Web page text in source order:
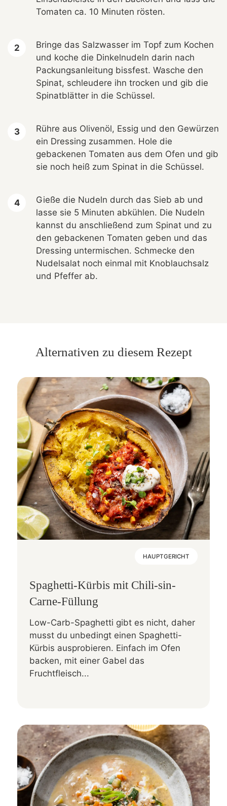
Tomaten ca. 10 Minuten rösten.
Bringe das Salzwasser im Topf zum Kochen
und koche die Dinkelnudeln darin nach
Packungsanleitung bissfest. Wasche den
Spinat, schleudere ihn trocken und gib die
Spinatblätter in die Schüssel.
Rühre aus Olivenöl, Essig und den Gewürzen
ein Dressing zusammen. Hole die
gebackenen Tomaten aus dem Ofen und gib
sie noch heiß zum Spinat in die Schüssel.
Gieße die Nudeln durch das Sieb ab und
lasse sie 5 Minuten abkühlen. Die Nudeln
kannst du anschließend zum Spinat und zu
den gebackenen Tomaten geben und das
Dressing untermischen. Schmecke den
Nudelsalat noch einmal mit Knoblauchsalz
und Pfeffer ab.
Alternativen zu diesem Rezept
HAUPTGERICHT
Spaghetti-Kürbis mit Chili-sin-
Carne-Füllung
Low-Carb-Spaghetti gibt es nicht, daher
musst du unbedingt einen Spaghetti-
Kürbis ausprobieren. Einfach im Ofen
backen, mit einer Gabel das
Fruchtfleisch...